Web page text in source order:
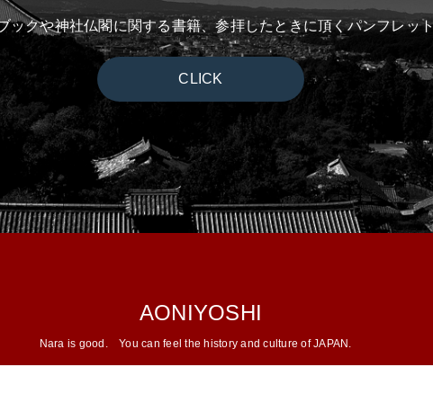
ックや神社仏閣に関する書籍、参拝したときに頂くパンフレッ
CLICK
AONIYOSHI
Nara is good. You can feel the history and culture of JAPAN.